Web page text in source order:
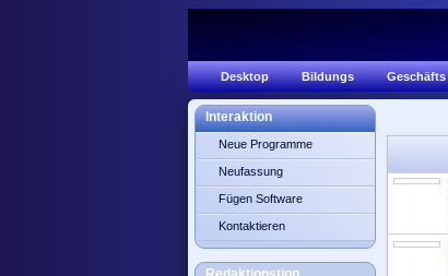
Desktop Bildungs Geschäfts
Interaktion
Neue Programme
Neufassung
Fügen Software
Kontaktieren